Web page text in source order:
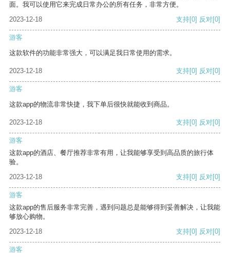
面。我可以使用它来完成日常办公的所有任务，非常方便。
2023-12-18
支持[0] 反对[0]
游客
这款软件的功能非常强大，可以满足我日常使用的需求。
2023-12-18 支持[0] 反对[0]
游客
这款app的物流非常快捷，我下单后很快就能收到商品。
2023-12-18 支持[0] 反对[0]
游客
这款app的酒店、餐厅推荐非常有用，让我能够享受到高品质的旅行体
验。
2023-12-18
支持[0] 反对[0]
游客
这款app的售后服务非常完善，遇到问题总是能够得到妥善解决，让我能
够放心购物。
2023-12-18
支持[0] 反对[0]
游客